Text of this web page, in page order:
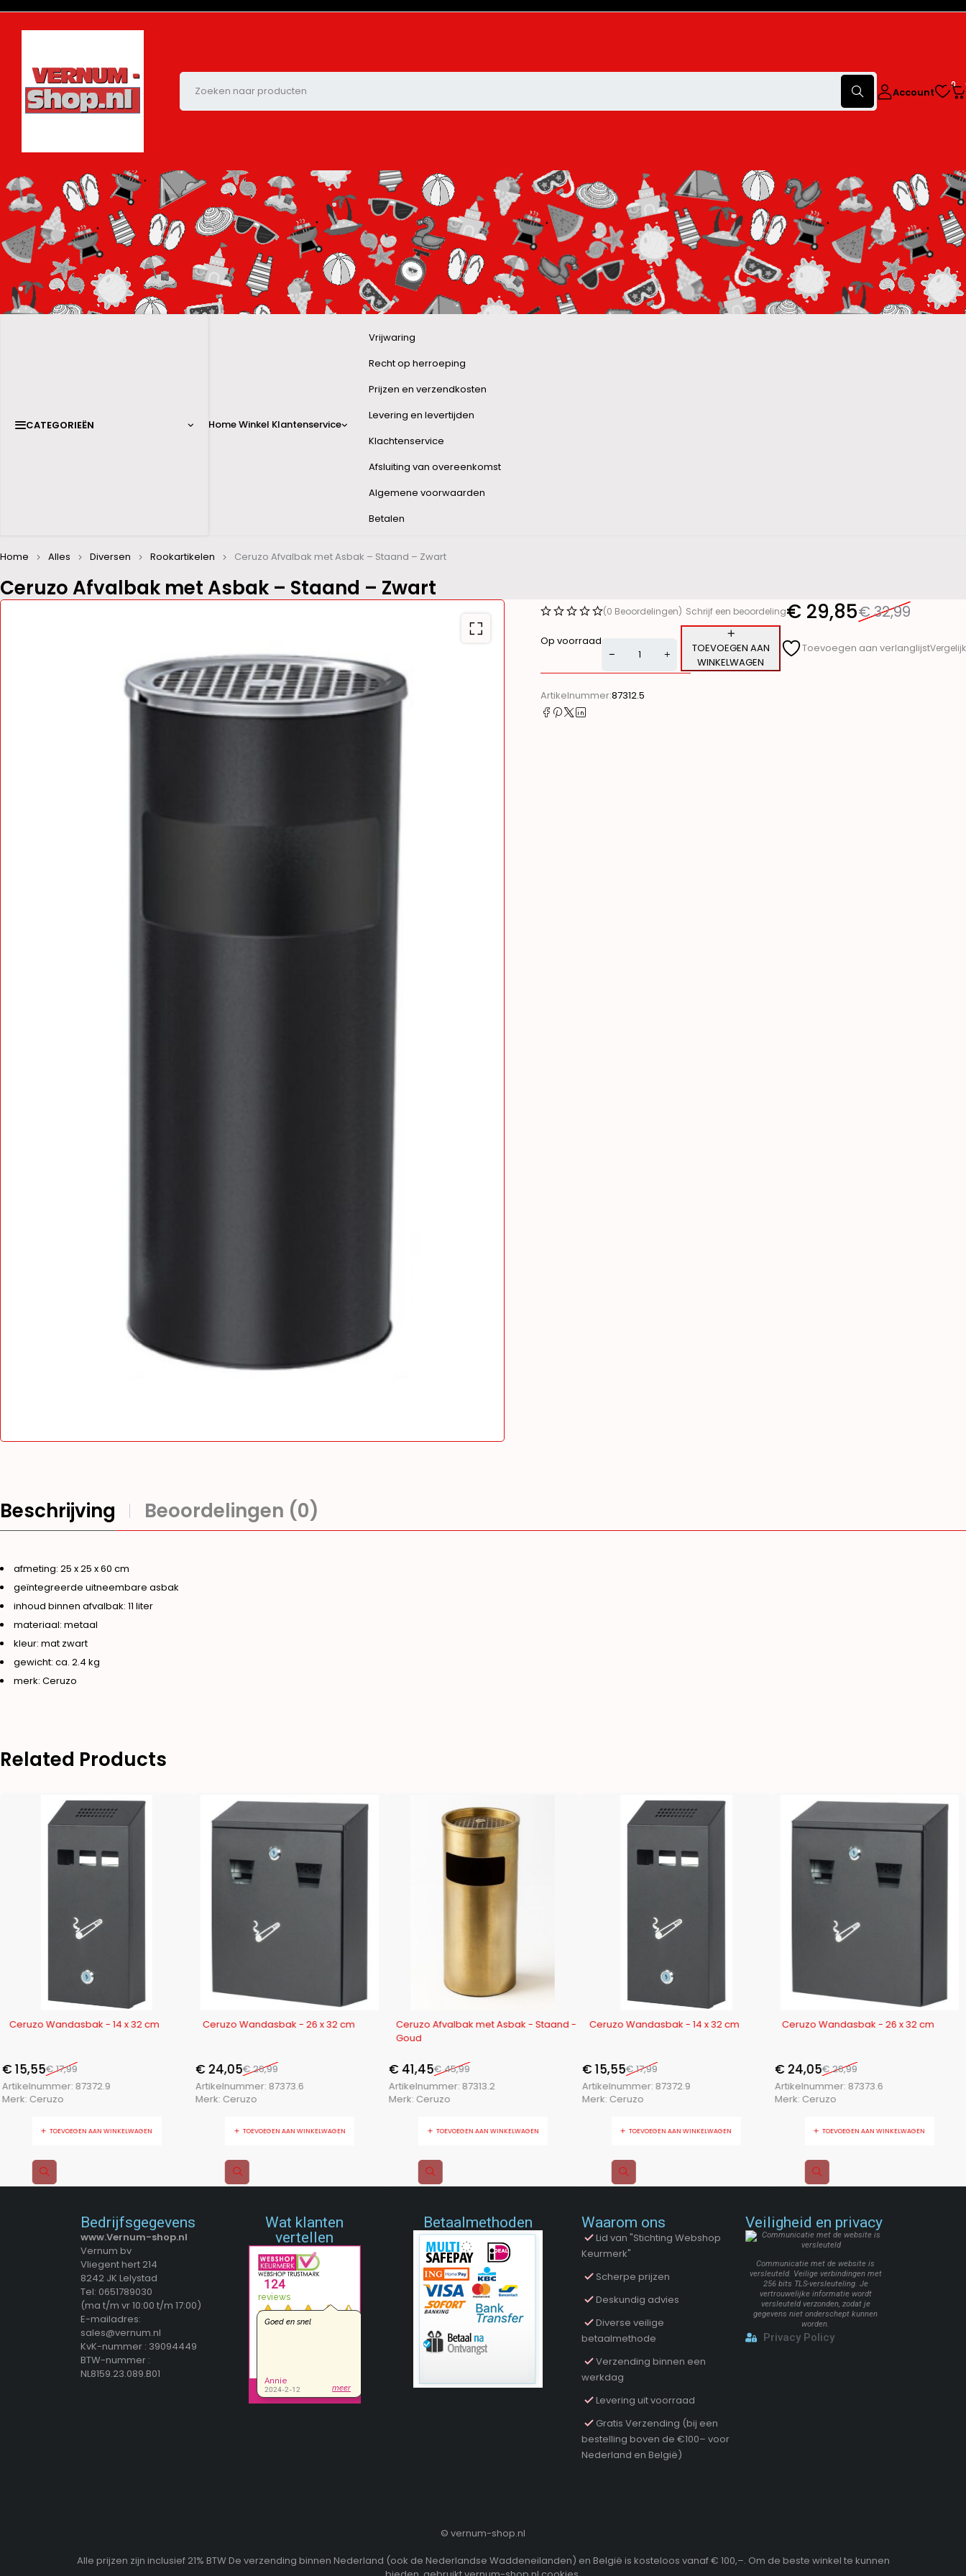
Account
0
CATEGORIEËN HomeWinkel Klantenservice
Vrijwaring
Recht op herroeping
Prijzen en verzendkosten
Levering en levertijden
Klachtenservice
Afsluiting van overeenkomst
Algemene voorwaarden
Betalen
Ceruzo Afvalbak met Asbak – Staand – Zwart
Home Alles Diversen Rookartikelen Ceruzo Afvalbak met Asbak – Staand – Zwart
(0 Beoordelingen) Schrijf een beoordeling €32,99
€ 29,85
Op voorraad
TOEVOEGEN AAN
WINKELWAGEN
Alternative:
Toevoegen aan verlanglijstVergelijk
Artikelnummer:87312.5
Beschrijving Beoordelingen (0)
afmeting: 25 x 25 x 60 cm
geïntegreerde uitneembare asbak
inhoud binnen afvalbak: 11 liter
materiaal: metaal
kleur: mat zwart
gewicht: ca. 2.4 kg
merk: Ceruzo
Related Products
-14%
Ceruzo Wandasbak - 14 x 32 cm
€17,99
€15,55
Artikelnummer: 87372.9
Merk: Ceruzo
TOEVOEGEN AAN WINKELWAGEN
-11%
Ceruzo Wandasbak - 26 x 32 cm
€26,99
€24,05
Artikelnummer: 87373.6
Merk: Ceruzo
TOEVOEGEN AAN WINKELWAGEN
-10%
Ceruzo Afvalbak met Asbak - Staand -
Goud
€45,99
€41,45
Artikelnummer: 87313.2
Merk: Ceruzo
TOEVOEGEN AAN WINKELWAGEN
-14%
Ceruzo Wandasbak - 14 x 32 cm
€17,99
€15,55
Artikelnummer: 87372.9
Merk: Ceruzo
TOEVOEGEN AAN WINKELWAGEN
-11%
Ceruzo Wandasbak - 26 x 32 cm
€26,99
€24,05
Artikelnummer:87373.6
Merk:Ceruzo
TOEVOEGEN AAN WINKELWAGEN
Bedrijfsgegevens
www.Vernum-shop.nl
Vernum bv
Vliegent hert 214
8242 JK Lelystad
Tel: 0651789030
(ma t/m vr 10:00 t/m 17:00)
E-mailadres:
sales@vernum.nl
KvK-nummer : 39094449
BTW-nummer :
NL8159.23.089.B01
Wat klanten
vertellen
Betaalmethoden Waarom ons
Lid van "Stichting Webshop
Keurmerk"
Scherpe prijzen
Deskundig advies
Diverse veilige
betaalmethode
Verzending binnen een
werkdag
Levering uit voorraad
Gratis Verzending (bij een
bestelling boven de €100– voor
Nederland en België)
Veiligheid en privacy
Communicatie met de website is
versleuteld. Veilige verbindingen met
256 bits TLS-versleuteling. Je
vertrouwelijke informatie wordt
versleuteld verzonden, zodat je
gegevens niet onderschept kunnen
worden.
Privacy Policy
© vernum-shop.nl
Alle prijzen zijn inclusief 21% BTW De verzending binnen Nederland (ook de Nederlandse Waddeneilanden) en België is kosteloos vanaf € 100,–. Om de beste winkel te kunnen